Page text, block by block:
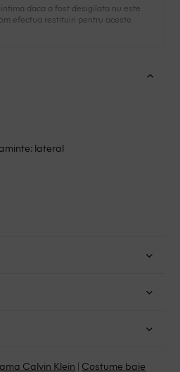
daca a fost desigilata nu este
efectua restituiri pentru aceste
lateral
Calvin Klein | Costume baie